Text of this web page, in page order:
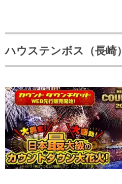
ハウステンボス（長崎）